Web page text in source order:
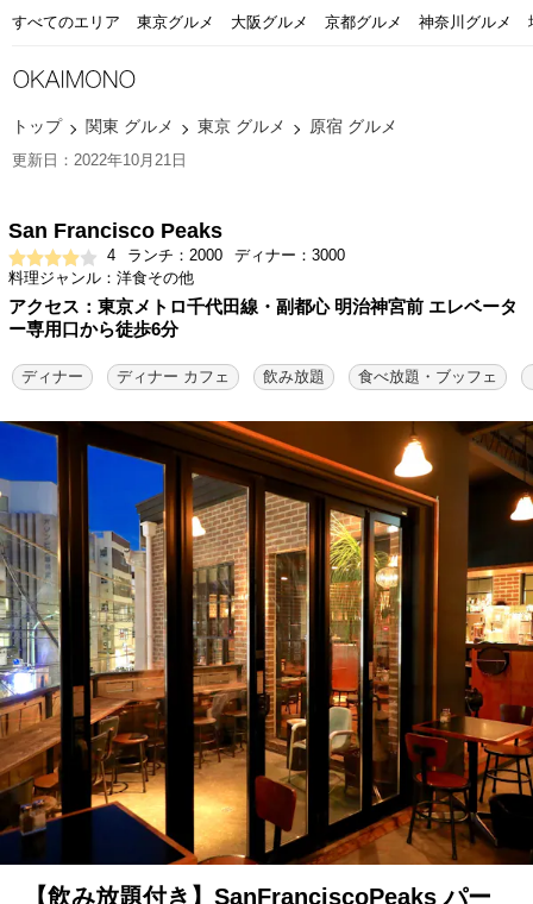
すべてのエリア 東京グルメ 大阪グルメ 京都グルメ 神奈川グルメ
トップ 関東 グルメ 東京 グルメ 原宿 グルメ
更新日：2022年10月21日
San Francisco Peaks
4 ランチ：2000
ディナー：3000
料理ジャンル：洋食その他
アクセス：東京メトロ千代田線・副都心 明治神宮前 エレベータ
ー専用口から徒歩6分
ディナー ディナー カフェ 飲み放題 食べ放題・ブッフェ
【飲み放題付き】SanFranciscoPeaks パー